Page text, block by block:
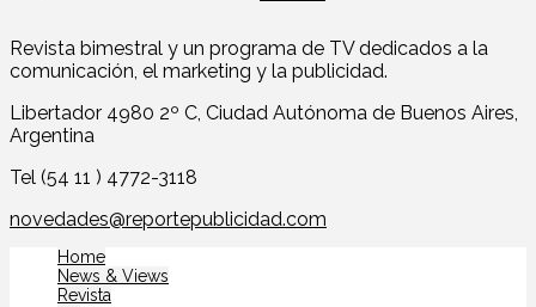
Revista bimestral y un programa de TV dedicados a la
comunicación, el marketing y la publicidad.
Libertador 4980 2º C, Ciudad Autónoma de Buenos Aires,
Argentina
Tel (54 11 ) 4772-3118
novedades@reportepublicidad.com
Home
News & Views
Revista